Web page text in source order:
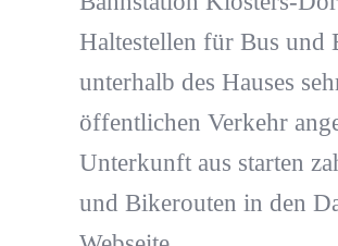
Haltestellen für Bus und
unterhalb des Hauses
öffentlichen Verkehr
Unterkunft aus starten
und Bikerouten in den